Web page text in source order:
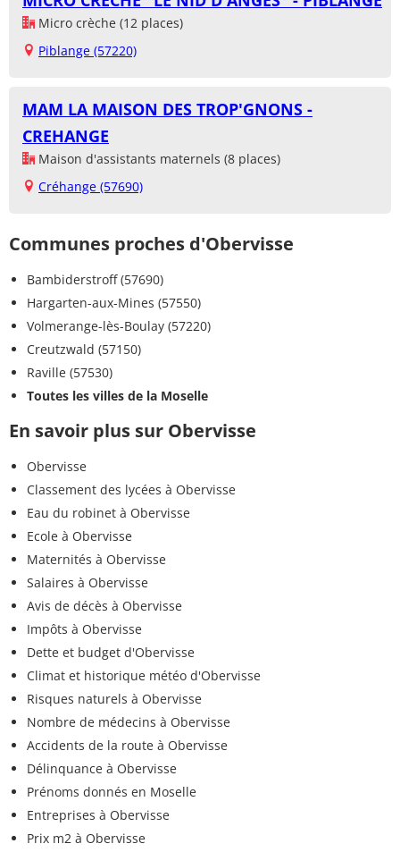
Micro crèche (12 places)
Piblange (57220)
MAM LA MAISON DES TROP'GNONS -
CREHANGE
Maison d'assistants maternels (8 places)
Créhange (57690)
Communes proches d'Obervisse
Bambiderstroff (57690)
Hargarten-aux-Mines (57550)
Volmerange-lès-Boulay (57220)
Creutzwald (57150)
Raville (57530)
Toutes les villes de la Moselle
En savoir plus sur Obervisse
Obervisse
Classement des lycées à Obervisse
Eau du robinet à Obervisse
Ecole à Obervisse
Maternités à Obervisse
Salaires à Obervisse
Avis de décès à Obervisse
Impôts à Obervisse
Dette et budget d'Obervisse
Climat et historique météo d'Obervisse
Risques naturels à Obervisse
Nombre de médecins à Obervisse
Accidents de la route à Obervisse
Délinquance à Obervisse
Prénoms donnés en Moselle
Entreprises à Obervisse
Prix m2 à Obervisse